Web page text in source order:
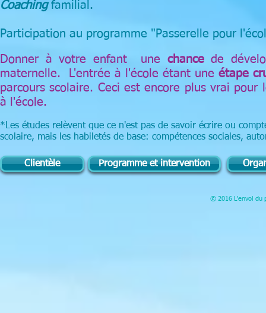
Coachingfamilial.
Participation au programme "Passerelle pour
Donner à votre enfant une chancede
maternelle. L'entrée à l'école étant une étape
parcours scolaire. Ceci est encore plus vrai
à l'école.
*Les études relèvent que ce n'est pas de savoir écrire ou
scolaire, mais les habiletés de base: compétences sociales,
Clientèle Programme et intervention
© 2016 L'envol du